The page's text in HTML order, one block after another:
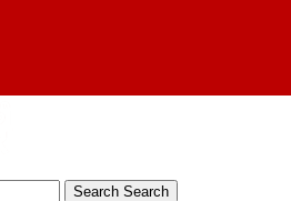
Search Search